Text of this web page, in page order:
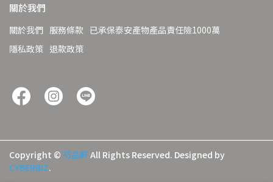
關於我們
關於我們 服務條款 已承保泰安產物產品責任險1000萬
隱私政策 退款政策
Copyright © 芍品軒All Rights Reserved. Designed by
CYBERBIZ.